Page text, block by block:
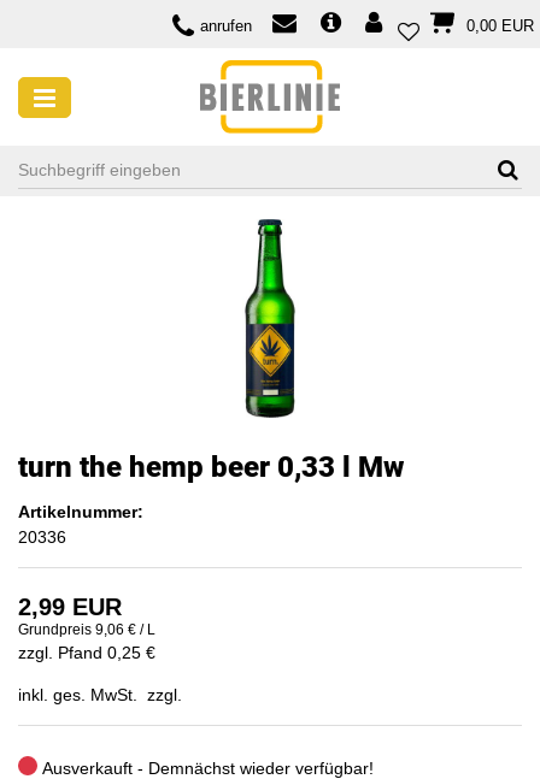
anrufen 0,00 EUR
turn the hemp beer 0,33 l Mw
Artikelnummer:
20336
2,99 EUR
Grundpreis 9,06 € / L
zzgl. Pfand 0,25 €
inkl. ges. MwSt. zzgl.
Ausverkauft - Demnächst wieder verfügbar!